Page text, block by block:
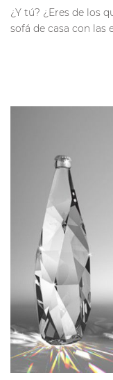
¿Y tú? ¿Eres de los
sofá de casa con las